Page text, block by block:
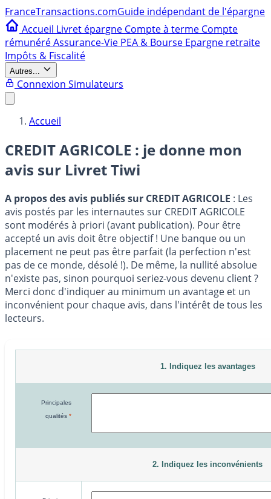
FranceTransactions.comGuide indépendant de l'épargne
Accueil Livret épargne Compte à terme Compte
rémunéréAssurance-Vie PEA & Bourse Epargne retraite
Impôts & Fiscalité
Autres...
Connexion Simulateurs
Accueil
CREDIT AGRICOLE : je donne mon
avis sur Livret Tiwi
A propos des avis publiés sur CREDIT AGRICOLE : Les
avis postés par les internautes sur CREDIT AGRICOLE
sont modérés à priori (avant publication). Pour être
accepté un avis doit être objectif ! Une banque ou un
placement ne peut pas être parfait (la perfection n'est
pas de ce monde, désolé !). De même, la nullité absolue
n'existe pas, sinon pourquoi seriez-vous devenu client ?
Merci donc d'indiquer au minimum un avantage et un
inconvénient pour chaque avis, dans l'intérêt de tous les
lecteurs.
1. Indiquez les avantages
Principales
qualités *
2. Indiquez les inconvénients